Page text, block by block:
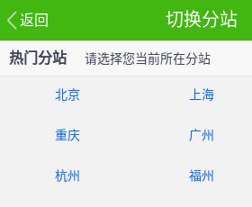
返回 切换分站
热门分站 请选择您当前所在分站
北京 上海
重庆 广州
杭州 福州